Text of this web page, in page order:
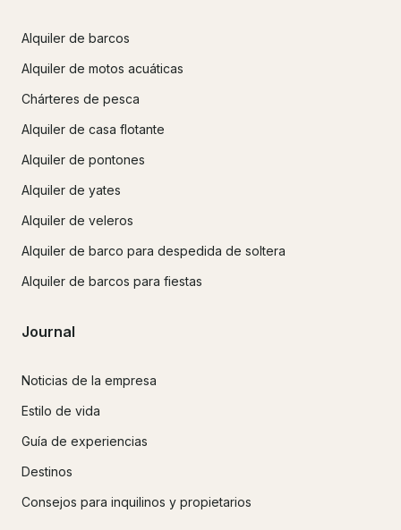
Alquiler de barcos
Alquiler de motos acuáticas
Chárteres de pesca
Alquiler de casa flotante
Alquiler de pontones
Alquiler de yates
Alquiler de veleros
Alquiler de barco para despedida de soltera
Alquiler de barcos para fiestas
Journal
Noticias de la empresa
Estilo de vida
Guía de experiencias
Destinos
Consejos para inquilinos y propietarios